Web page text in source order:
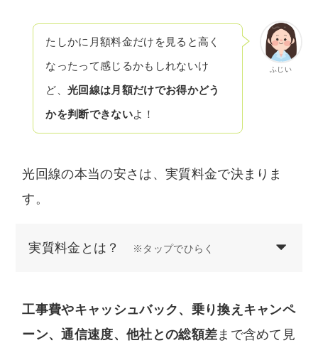
ふじい
たしかに月額料金だけを見ると高く
なったって感じるかもしれないけ
ど、光回線は月額だけでお得かどう
かを判断できないよ！
光回線の本当の安さは、実質料金で決まりま
す。
実質料金とは？ ※タップでひらく
工事費やキャッシュバック、乗り換えキャンペ
ーン、通信速度、他社との総額差まで含めて見